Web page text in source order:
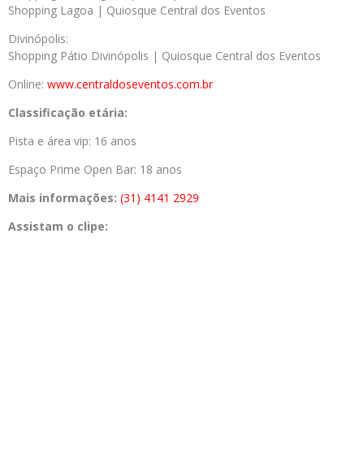
Shopping Lagoa | Quiosque Central dos Eventos
Divinópolis:
Shopping Pátio Divinópolis | Quiosque Central dos Eventos
Online: www.centraldoseventos.com.br
Classificação etária:
Pista e área vip: 16 anos
Espaço Prime Open Bar: 18 anos
Mais informações: (31) 4141 2929
Assistam o clipe: